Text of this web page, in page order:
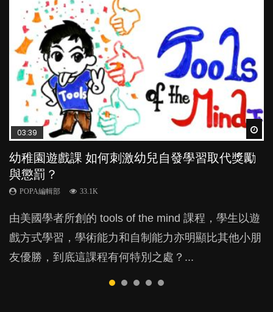
03:39
幼稚園遊戲課 如何刺激幼兒自發學習取代獎勵
與懲罰？
POPA編輯部 33.1K
由美國學者所創的 tools of the mind 課程，學生以遊
戲方式學習，學術能力和自制能力亦明顯比其他小朋
友優勝，到底這課程有何特別之處？...
04:59
幼兒playgroup真係玩耍中學習？研究指BB 15個
月大前上堂不見效果
POPA編輯部 47.1K
現今小朋友的起跑線，愈推愈前。雖然政府並無官方
的統計數字，但粗略估算，香港至少有六、七百家早
期教育中心，但孩子是否愈早上Playgroup愈好？...
03:02
老公患產後憂鬱症對BB的影響
POPA編輯部
鬱，影響日常生活，嚴重的甚至會有自殺，或傷害小
朋友的念頭。但為何爸爸患上產後抑鬱往往難以察
覺？...
04:06
全職好？在職好？｜全職媽媽與在職媽媽的壓
力與價值
POPA編輯部 25.8K
許多媽媽心底可能都有一刻掙扎過：究竟全職好，還
是在職好。雖說每個家庭都有自己的獨特狀況和考慮
因素，但原來全職和在職媽媽所養育的子女其實都各
04:18
凡事以BB為中心，就係好爸媽？｜別忽視父母
的身心虛耗
POPA編輯部 31.5K
父母日夜無間、身心俱疲地照顧BB，如何做到正向
教養？部份父母更會為了小朋友放棄自己的嗜好、減
少出席朋友聚會等等，你以為會換來美好的親子關